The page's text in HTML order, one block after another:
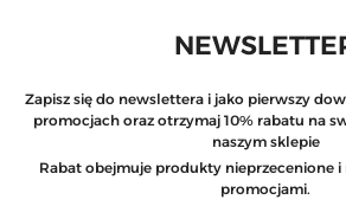
Zapisz się do newslettera i jako pierwszy
promocjach oraz otrzymaj 10% rabatu na
naszym sklepie
Rabat obejmuje produkty nieprzecenione i
promocjami.